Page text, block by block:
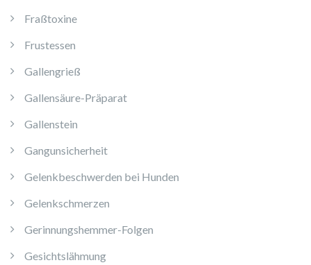
Fraßtoxine
Frustessen
Gallengrieß
Gallensäure-Präparat
Gallenstein
Gangunsicherheit
Gelenkbeschwerden bei Hunden
Gelenkschmerzen
Gerinnungshemmer-Folgen
Gesichtslähmung